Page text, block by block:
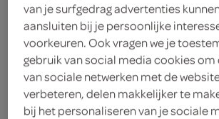
Lokaal
.-
1 Stuks
van je surfgedrag advertenties
aansluiten bij je persoonlijke
voorkeuren. Ook vragen we je
gebruik van social media cookies
van sociale netwerken met de
verbeteren, delen makkelijker te
bij het personaliseren van je sociale